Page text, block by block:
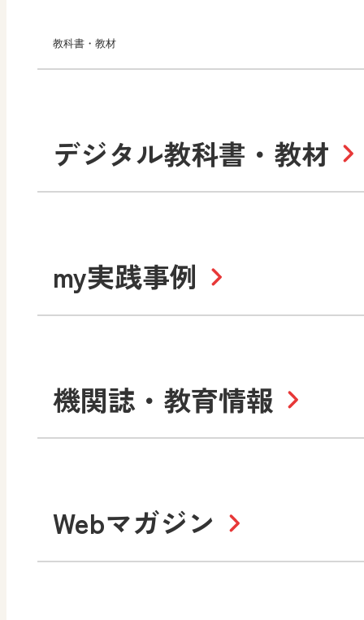
教科書・教材
小学校
社会
算数
中学校
数学
美術
高等学校
美術／工芸
情報
デジタル教科書・教材
令和6年度版小学校・
令和7年度版中学校 デジ
サポートサイト
令和3年度版中学校 デジ
教材サポートサイト
色彩入門
my実践事例
小学校
書写（国語） 社会
生活
機関誌・教育情報
教科全般
教育情報
Webマガジン